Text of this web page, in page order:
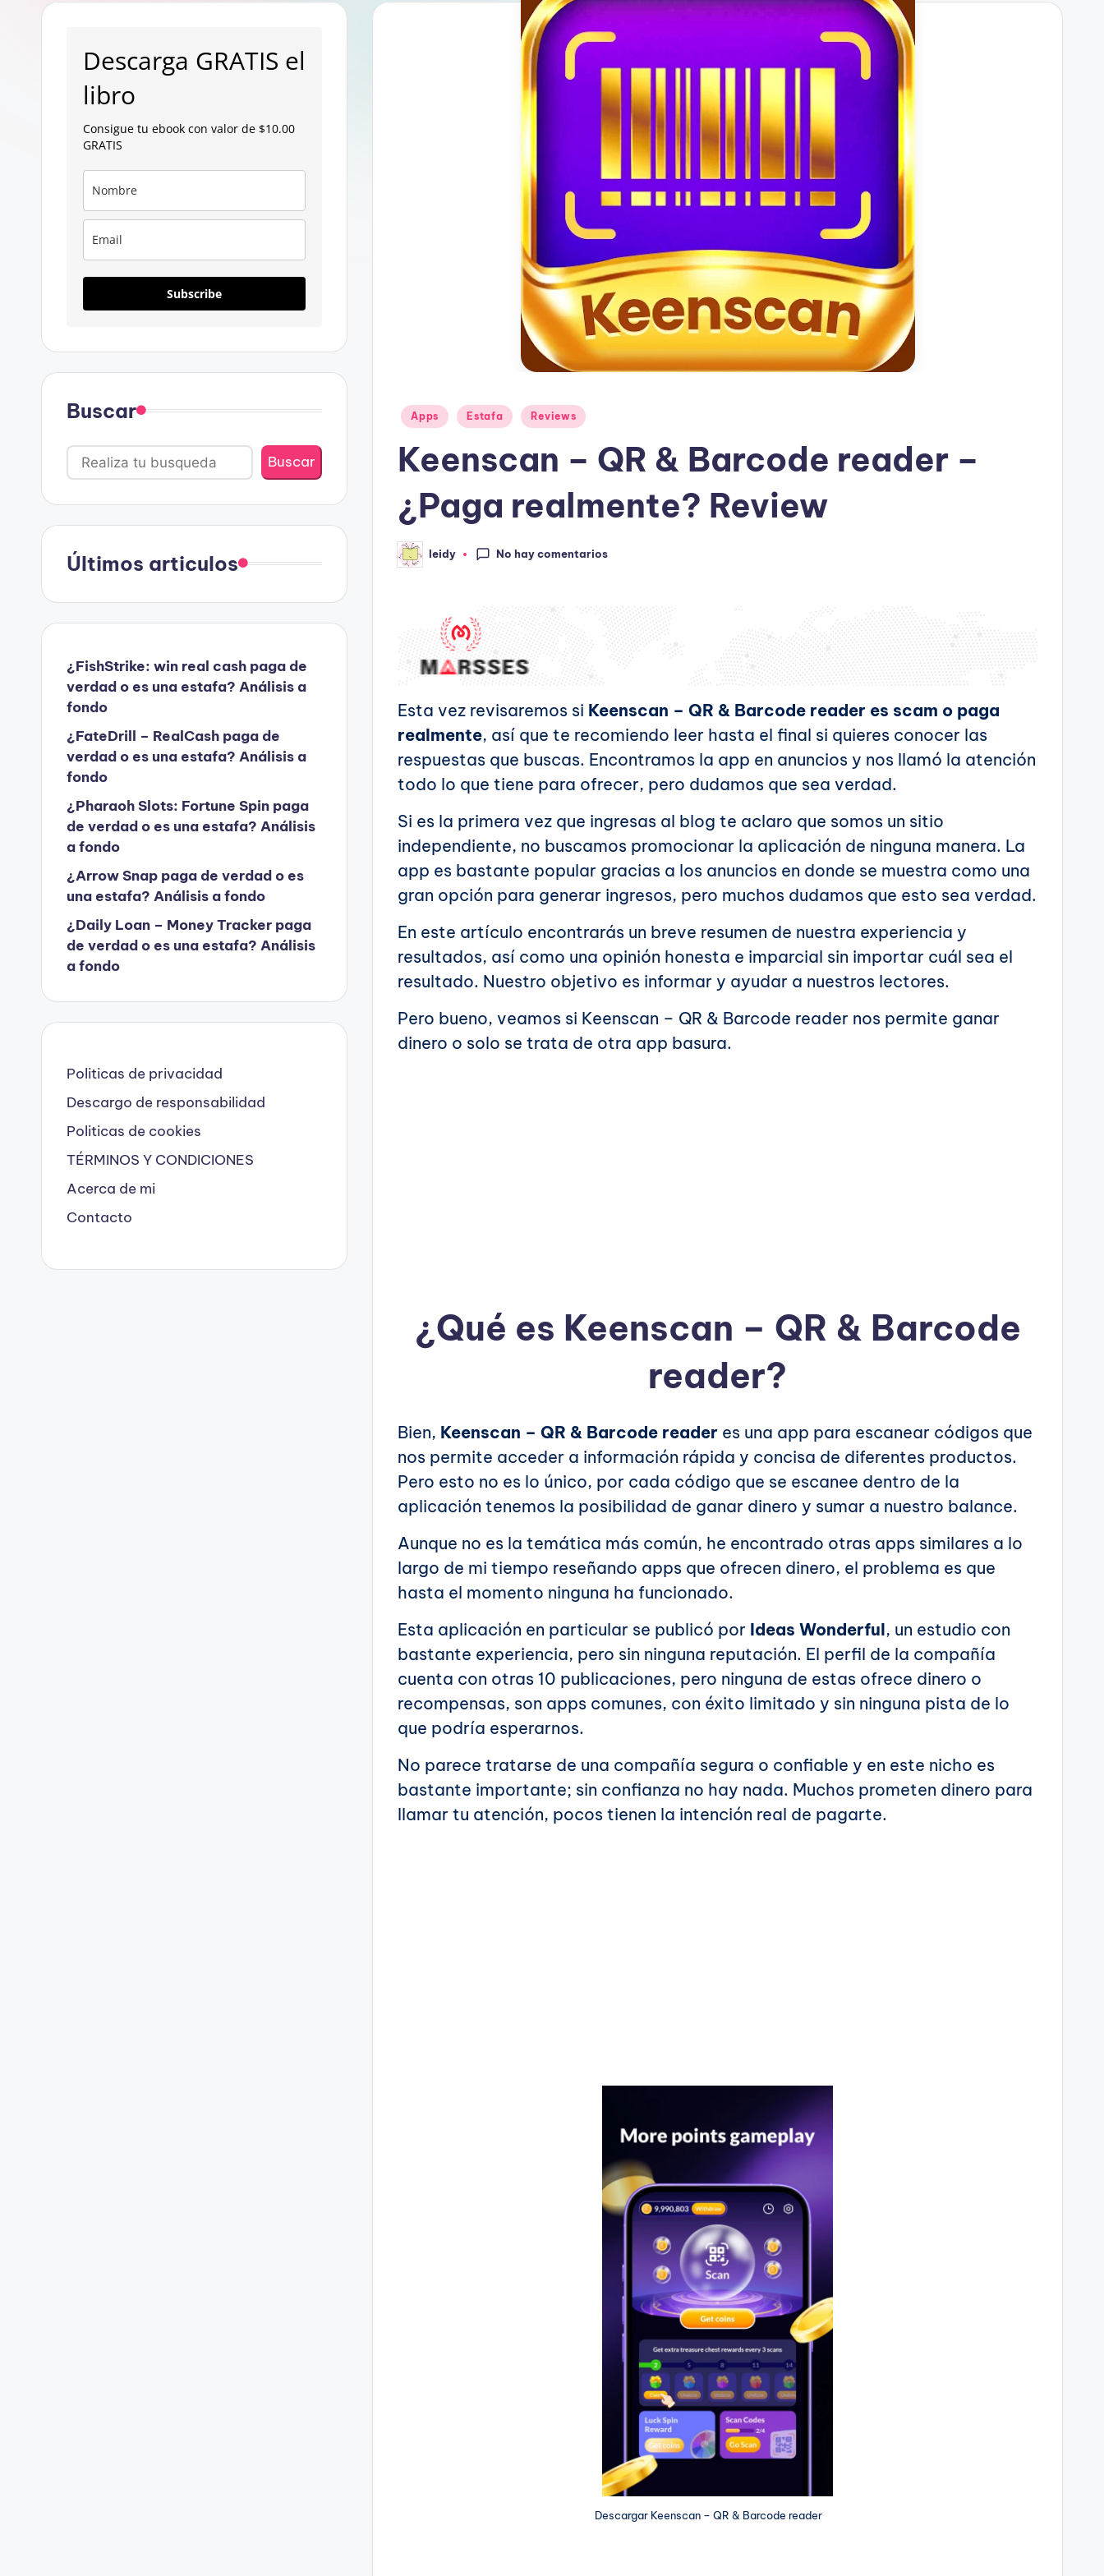
Publicado
Apps Estafa Reviews
Keenscan – QR & Barcode reader –
¿Paga realmente? Review
Publicado
por
leidy No hay comentarios
Esta vez revisaremos si Keenscan – QR & Barcode reader es scam o paga
realmente, así que te recomiendo leer hasta el final si quieres conocer las
respuestas que buscas. Encontramos la app en anuncios y nos llamó la atención
todo lo que tiene para ofrecer, pero dudamos que sea verdad.
Si es la primera vez que ingresas al blog te aclaro que somos un sitio
independiente, no buscamos promocionar la aplicación de ninguna manera. La
app es bastante popular gracias a los anuncios en donde se muestra como una
gran opción para generar ingresos, pero muchos dudamos que esto sea verdad.
En este artículo encontrarás un breve resumen de nuestra experiencia y
resultados, así como una opinión honesta e imparcial sin importar cuál sea el
resultado. Nuestro objetivo es informar y ayudar a nuestros lectores.
Pero bueno, veamos si Keenscan – QR & Barcode reader nos permite ganar
dinero o solo se trata de otra app basura.
¿Qué es Keenscan – QR & Barcode
reader?
Bien, Keenscan – QR & Barcode reader es una app para escanear códigos que
nos permite acceder a información rápida y concisa de diferentes productos.
Pero esto no es lo único, por cada código que se escanee dentro de la
aplicación tenemos la posibilidad de ganar dinero y sumar a nuestro balance.
Aunque no es la temática más común, he encontrado otras apps similares a lo
largo de mi tiempo reseñando apps que ofrecen dinero, el problema es que
hasta el momento ninguna ha funcionado.
Esta aplicación en particular se publicó por Ideas Wonderful, un estudio con
bastante experiencia, pero sin ninguna reputación. El perfil de la compañía
cuenta con otras 10 publicaciones, pero ninguna de estas ofrece dinero o
recompensas, son apps comunes, con éxito limitado y sin ninguna pista de lo
que podría esperarnos.
No parece tratarse de una compañía segura o confiable y en este nicho es
bastante importante; sin confianza no hay nada. Muchos prometen dinero para
llamar tu atención, pocos tienen la intención real de pagarte.
Descargar Keenscan – QR & Barcode reader
Descarga GRATIS el
libro
Consigue tu ebook con valor de $10.00
GRATIS
Subscribe
Buscar
Buscar
Últimos articulos
¿FishStrike: win real cash paga de
verdad o es una estafa? Análisis a
fondo
¿FateDrill – RealCash paga de
verdad o es una estafa? Análisis a
fondo
¿Pharaoh Slots: Fortune Spin paga
de verdad o es una estafa? Análisis
a fondo
¿Arrow Snap paga de verdad o es
una estafa? Análisis a fondo
¿Daily Loan – Money Tracker paga
de verdad o es una estafa? Análisis
a fondo
Politicas de privacidad
Descargo de responsabilidad
Politicas de cookies
TÉRMINOS Y CONDICIONES
Acerca de mi
Contacto